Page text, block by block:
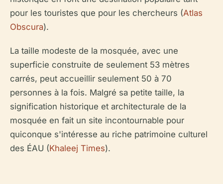
pour les touristes que pour les chercheurs (Atlas
Obscura).
La taille modeste de la mosquée, avec une
superficie construite de seulement 53 mètres
carrés, peut accueillir seulement 50 à 70
personnes à la fois. Malgré sa petite taille, la
signification historique et architecturale de la
mosquée en fait un site incontournable pour
quiconque s'intéresse au riche patrimoine culturel
des ÉAU (Khaleej Times).